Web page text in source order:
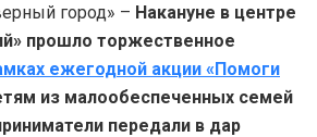
город» – Накануне в центре
прошло торжественное
ежегодной акции «Помоги
из малообеспеченных семей
передали в дар